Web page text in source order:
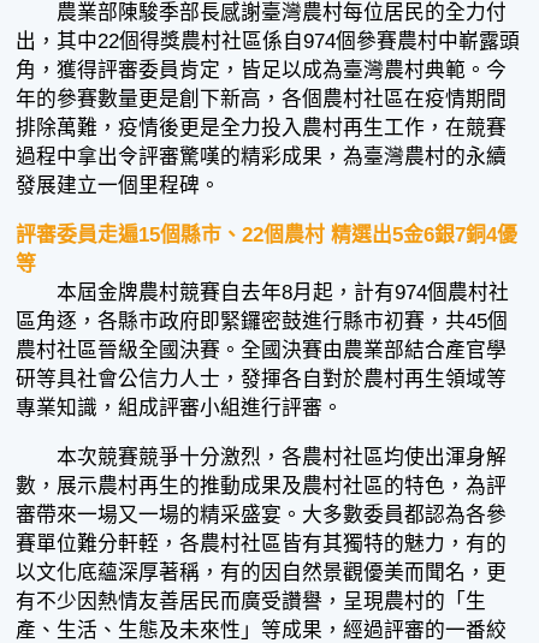
農業部陳駿季部長感謝臺灣農村每位居民的全力付
出，其中22個得獎農村社區係自974個參賽農村中嶄露頭
角，獲得評審委員肯定，皆足以成為臺灣農村典範。今
年的參賽數量更是創下新高，各個農村社區在疫情期間
排除萬難，疫情後更是全力投入農村再生工作，在競賽
過程中拿出令評審驚嘆的精彩成果，為臺灣農村的永續
發展建立一個里程碑。
評審委員走遍15個縣市、22個農村 精選出5金6銀7銅4優
等
本屆金牌農村競賽自去年8月起，計有974個農村社
區角逐，各縣市政府即緊鑼密鼓進行縣市初賽，共45個
農村社區晉級全國決賽。全國決賽由農業部結合產官學
研等具社會公信力人士，發揮各自對於農村再生領域等
專業知識，組成評審小組進行評審。
本次競賽競爭十分激烈，各農村社區均使出渾身解
數，展示農村再生的推動成果及農村社區的特色，為評
審帶來一場又一場的精采盛宴。大多數委員都認為各參
賽單位難分軒輊，各農村社區皆有其獨特的魅力，有的
以文化底蘊深厚著稱，有的因自然景觀優美而聞名，更
有不少因熱情友善居民而廣受讚譽，呈現農村的「生
產、生活、生態及未來性」等成果，經過評審的一番絞